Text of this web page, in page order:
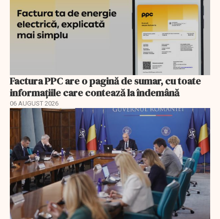
Factura PPC are o pagină de sumar, cu toate
informațiile care contează la îndemână
06 AUGUST 2026